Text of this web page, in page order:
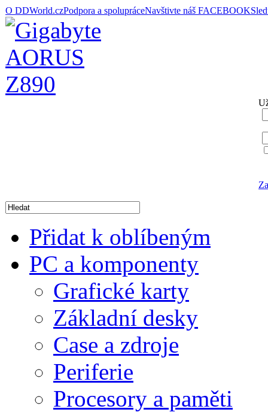
O DDWorld.czPodpora a spolupráceNavštivte náš FACEBOOK
Přidat k oblíbeným
PC a komponenty
Grafické karty
Základní desky
Case a zdroje
Periferie
Procesory a paměti